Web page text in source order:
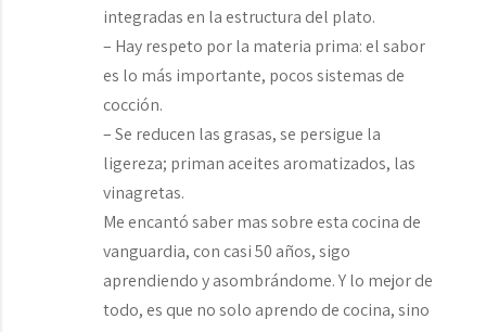
integradas en la estructura del plato.
– Hay respeto por la materia prima: el sabor
es lo más importante, pocos sistemas de
cocción.
– Se reducen las grasas, se persigue la
ligereza; priman aceites aromatizados, las
vinagretas.
Me encantó saber mas sobre esta cocina de
vanguardia, con casi 50 años, sigo
aprendiendo y asombrándome. Y lo mejor de
todo, es que no solo aprendo de cocina, sino